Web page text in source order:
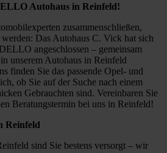
Autohaus in Reinfeld!
zusammenschließen,
Das Autohaus C. Vick hat sich
angeschlossen – gemeinsam
unserem Autohaus in Reinfeld
finden Sie das passende Opel- und
ob Sie auf der Suche nach einem
Gebrauchten sind. Vereinbaren Sie
Beratungstermin bei uns in Reinfeld!
Reinfeld
sind Sie bestens versorgt – wir